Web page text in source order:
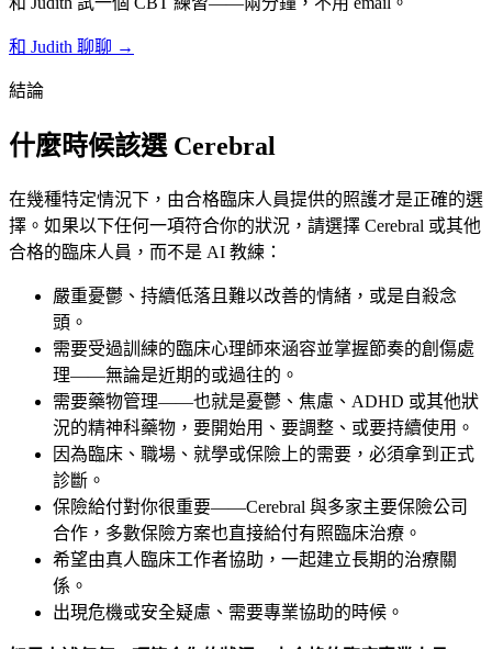
和 Judith 聊聊 →
結論
什麼時候該選 Cerebral
在幾種特定情況下，由合格臨床人員提供的照護才是正確的選
擇。如果以下任何一項符合你的狀況，請選擇 Cerebral 或其他
合格的臨床人員，而不是 AI 教練：
嚴重憂鬱、持續低落且難以改善的情緒，或是自殺念
頭。
需要受過訓練的臨床心理師來涵容並掌握節奏的創傷處
理——無論是近期的或過往的。
需要藥物管理——也就是憂鬱、焦慮、ADHD 或其他狀
況的精神科藥物，要開始用、要調整、或要持續使用。
因為臨床、職場、就學或保險上的需要，必須拿到正式
診斷。
保險給付對你很重要——Cerebral 與多家主要保險公司
合作，多數保險方案也直接給付有照臨床治療。
希望由真人臨床工作者協助，一起建立長期的治療關
係。
出現危機或安全疑慮、需要專業協助的時候。